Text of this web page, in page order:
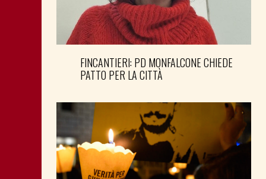
FINCANTIERI: PD MONFALCONE CHIEDE
PATTO PER LA CITTÀ